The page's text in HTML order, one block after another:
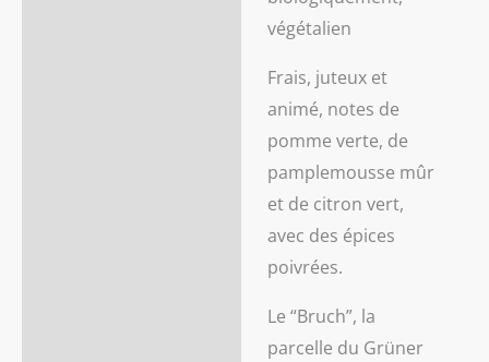
végétalien
Frais, juteux et
animé, notes de
pomme verte, de
pamplemousse mûr
et de citron vert,
avec des épices
poivrées.
Le “Bruch”, la
parcelle du Grüner